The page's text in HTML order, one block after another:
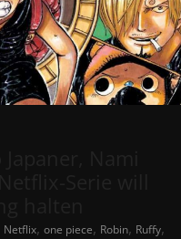
Netflix, one piece, Robin, Ruffy,